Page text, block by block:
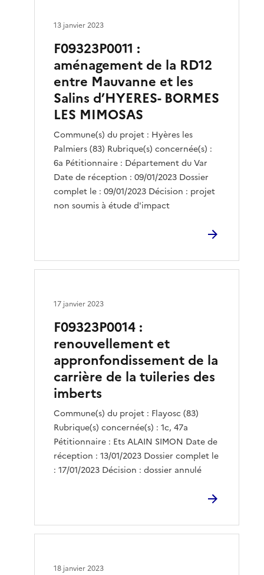
F09323P0011 :
aménagement de la RD12
entre Mauvanne et les
Salins d’HYERES- BORMES
LES MIMOSAS
Commune(s) du projet : Hyères les
Palmiers (83) Rubrique(s) concernée(s) :
6a Pétitionnaire : Département du Var
Date de réception : 09/01/2023 Dossier
complet le : 09/01/2023 Décision : projet
non soumis à étude d'impact
13 janvier 2023
F09323P0014 :
renouvellement et
appronfondissement de la
carrière de la tuileries des
imberts
Commune(s) du projet : Flayosc (83)
Rubrique(s) concernée(s) : 1c, 47a
Pétitionnaire : Ets ALAIN SIMON Date de
réception : 13/01/2023 Dossier complet le
: 17/01/2023 Décision : dossier annulé
17 janvier 2023
18 janvier 2023